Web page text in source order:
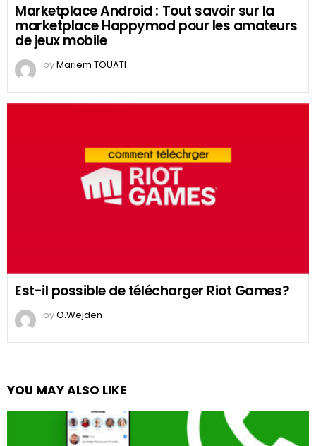
Marketplace Android : Tout savoir sur la
marketplace Happymod pour les amateurs
de jeux mobile
byMariem TOUATI
Est-il possible de télécharger Riot Games?
byO.Wejden
YOU MAY ALSO LIKE